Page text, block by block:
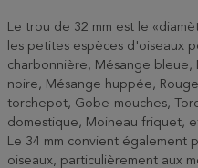
Le trou de 32 mm est le
les petites espèces d'oiseaux
charbonnière, Mésange
noire, Mésange huppée,
torchepot, Gobe-mouches,
domestique, Moineau friquet,
Le 34 mm convient également
oiseaux, particulièrement aux